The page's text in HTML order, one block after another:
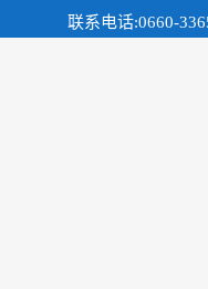
联系电话:0660-